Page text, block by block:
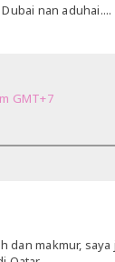
nan aduhai....
GMT+7
dan makmur,